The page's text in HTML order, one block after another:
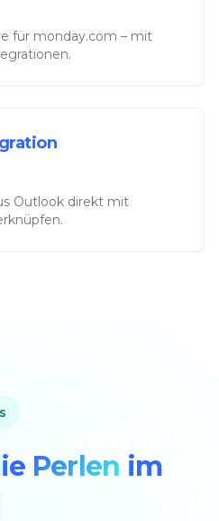
für monday.com – mit
Outlook direkt mit
Perlen im